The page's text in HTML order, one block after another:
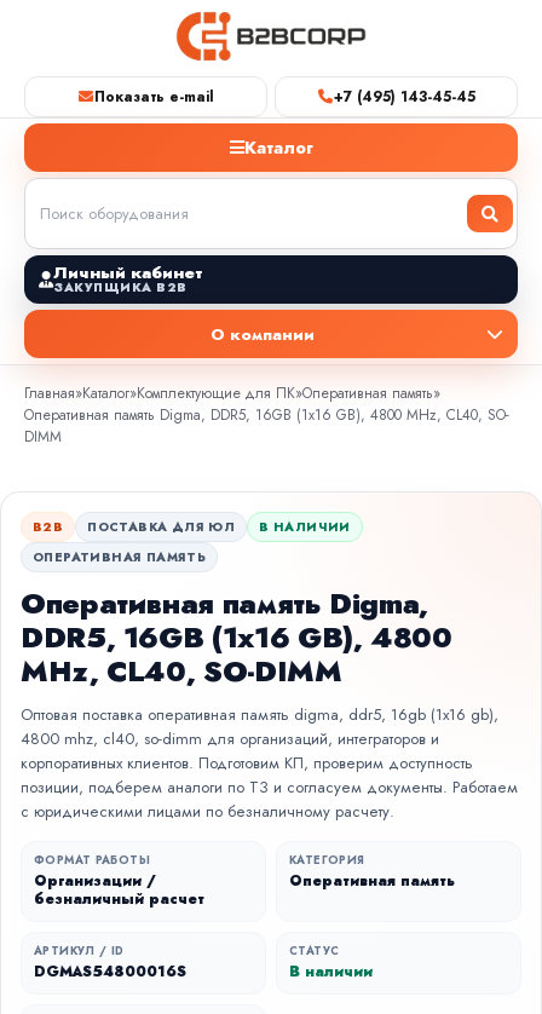
Показать e-mail +7 (495) 143-45-45
Каталог
Личный кабинет
ЗАКУПЩИКА B2B
О компании
Главная»Каталог»Комплектующие для ПК»Оперативная память»
Оперативная память Digma, DDR5, 16GB (1x16 GB), 4800 MHz, CL40, SO-
DIMM
B2B ПОСТАВКА ДЛЯ ЮЛ
В НАЛИЧИИ
ОПЕРАТИВНАЯ ПАМЯТЬ
Оперативная память Digma,
DDR5, 16GB (1x16 GB), 4800
MHz, CL40, SO-DIMM
Оптовая поставка оперативная память digma, ddr5, 16gb (1x16 gb),
4800 mhz, cl40, so-dimm для организаций, интеграторов и
корпоративных клиентов. Подготовим КП, проверим доступность
позиции, подберем аналоги по ТЗ и согласуем документы. Работаем
с юридическими лицами по безналичному расчету.
ФОРМАТ РАБОТЫ
Организации /
безналичный расчет
КАТЕГОРИЯ
Оперативная память
АРТИКУЛ / ID
DGMAS54800016S
СТАТУС
В наличии